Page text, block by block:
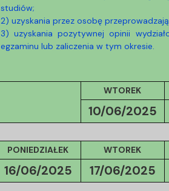
studiów;
2) uzyskania przez osobę
3) uzyskania pozytywnej opinii
egzaminu lub zaliczenia w tym okresie.
WTOREK
10/06/2025
PONIEDZIAŁEK WTOREK
16/06/2025 17/06/2025